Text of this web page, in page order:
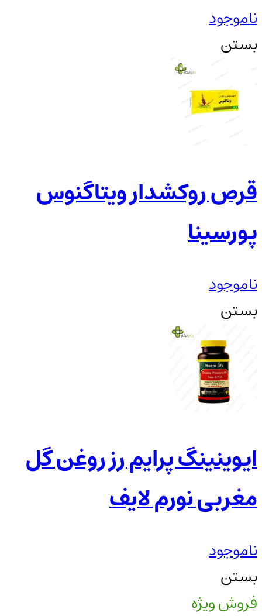
ناموجود
بستن
قرص روکشدار ویتاگنوس
پورسینا
ناموجود
بستن
ایوینینگ پرایم رز روغن گل
مغربی نورم لایف
ناموجود
بستن
فروش ویژه